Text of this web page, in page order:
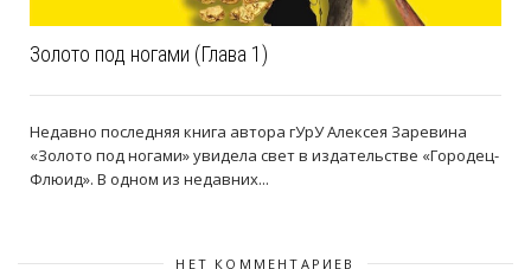
Золото под ногами (Глава 1)
Недавно последняя книга автора гУрУ Алексея Заревина
«Золото под ногами» увидела свет в издательстве «Городец-
Флюид». В одном из недавних...
НЕТ КОММЕНТАРИЕВ